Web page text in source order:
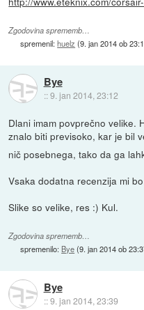
Zgodovina sprememb…
spremenil:huelz (9. jan 2014 ob
Bye
::9. jan 2014, 23:12
Dlani imam povprečno velike.
znalo biti previsoko, kar je bil
nič posebnega, tako da ga
Vsaka dodatna recenzija mi
Slike so velike, res :) Kul.
Zgodovina sprememb…
spremenilo: Bye(9. jan 2014 ob
Bye
::9. jan 2014, 23:39